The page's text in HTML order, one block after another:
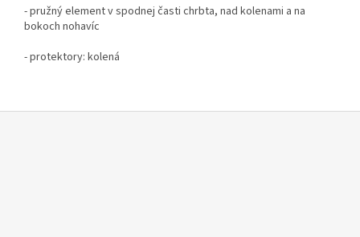
- pružný element v spodnej časti chrbta, nad kolenami a na
bokoch nohavíc
- protektory: kolená